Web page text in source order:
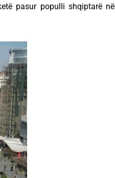
pasur populli shqiptarë në